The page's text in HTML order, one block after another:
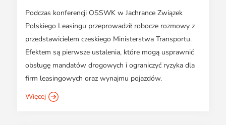
Podczas konferencji OSSWK w Jachrance Związek
Polskiego Leasingu przeprowadził robocze rozmowy z
przedstawicielem czeskiego Ministerstwa Transportu.
Efektem są pierwsze ustalenia, które mogą usprawnić
obsługę mandatów drogowych i ograniczyć ryzyka dla
firm leasingowych oraz wynajmu pojazdów.
Więcej